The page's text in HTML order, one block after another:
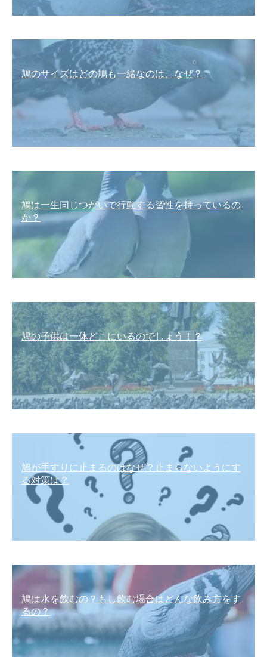
鳩のサイズはどの鳩も一緒なのは、なぜ？
鳩は一生同じつがいで行動する習性を持っているの
か？
鳩の子供は一体どこにいるのでしょう！？
鳩が手すりに止まるのはなぜ？止まらないようにす
る対策は？
鳩は水を飲むの？もし飲む場合はどんな飲み方をす
るの？